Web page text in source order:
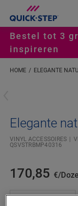
Bestel tot 3
inspireren
HOME ELEGANTE
Elegante
VINYL ACCESSOIRES
QSVSTRBMP40316
170,85 €/